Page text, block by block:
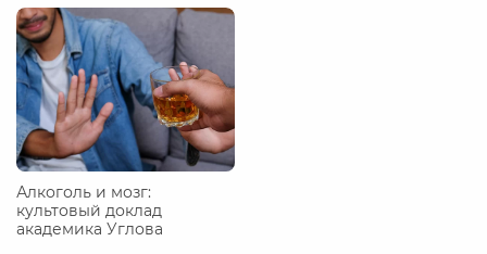
Алкоголь и мозг:
культовый доклад
академика Углова